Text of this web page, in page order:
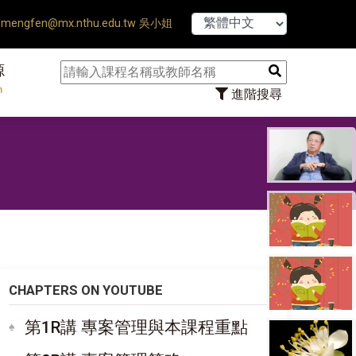
吳小姐
進階搜尋
【7/31】114學
CHAPTERS ON YOUTUBE
第1R講 專案管理與本課程重點